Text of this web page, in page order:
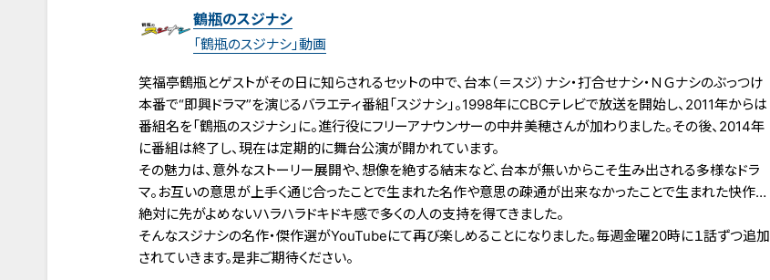
鶴瓶のスジナシ
「鶴瓶のスジナシ」動画
笑福亭鶴瓶とゲストがその日に知らされるセットの中で、台本（＝スジ）ナシ・打合せナシ・ＮＧナシのぶっつけ
本番で“即興ドラマ”を演じるバラエティ番組「スジナシ」。1998年にCBCテレビで放送を開始し、2011年からは
番組名を「鶴瓶のスジナシ」に。進行役にフリーアナウンサーの中井美穂さんが加わりました。その後、2014年
に番組は終了し、現在は定期的に舞台公演が開かれています。
その魅力は、意外なストーリー展開や、想像を絶する結末など、台本が無いからこそ生み出される多様なドラ
マ。お互いの意思が上手く通じ合ったことで生まれた名作や意思の疎通が出来なかったことで生まれた快作…
絶対に先がよめないハラハラドキドキ感で多くの人の支持を得てきました。
そんなスジナシの名作・傑作選がYouTubeにて再び楽しめることになりました。毎週金曜20時に１話ずつ追加
されていきます。是非ご期待ください。